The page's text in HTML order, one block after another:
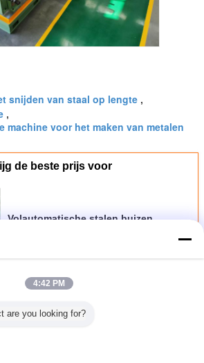
snijden van staal op lengte ,
,
machine voor het maken van metalen
de beste prijs voor
Volautomatische stalen buizen
Doorgaan
vervaardiging van stalen buizen
4:42 PM
are you looking for?